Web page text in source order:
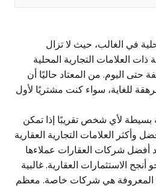
في الغالب، حيث لا تزال
العلامات التجارية المحلية
حتى اليوم. من المعتاد حاليًا أن
للغاية، سواء كنت مشتريًا لأول
لأي شخص تقريبًا إذا تمكن
العلامات التجارية العقارية
أفضل شركات العقارات عملاءها
الاستثمارات العقارية. غالبية
المعروفة هي شركات خاصة. معظم